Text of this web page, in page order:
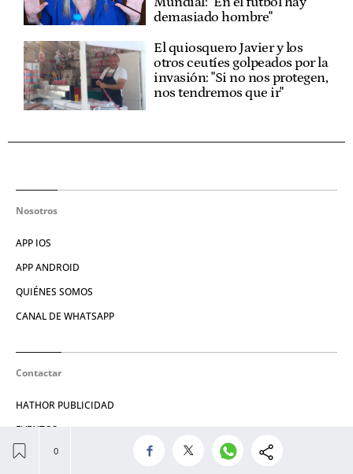
demasiado hombre"
El quiosquero Javier y los
otros ceutíes golpeados por la
invasión: "Si no nos protegen,
nos tendremos que ir"
Nosotros
APP IOS
APP ANDROID
QUIÉNES SOMOS
CANAL DE WHATSAPP
Contactar
HATHOR PUBLICIDAD
EVENTOS
PUBLICIDAD